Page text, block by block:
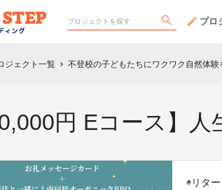
プロ
ジェクト一覧 chevron_right 不登校の子どもたちにワクワク自然体験
円 Eコース】
◉リタ